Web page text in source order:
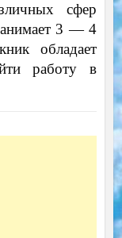
сфер
3 — 4
обладает
работу в